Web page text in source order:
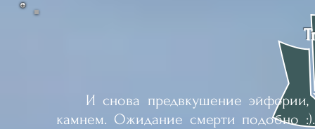
И снова предвкушение эйфории,
камнем. Ожидание смерти подобно